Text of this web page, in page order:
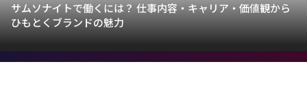
サムソナイトで働くには？ 仕事内容・キャリア・価値観から
ひもとくブランドの魅力